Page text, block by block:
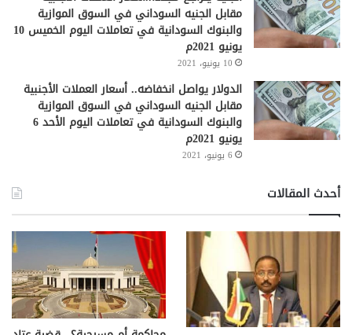
مقابل الجنيه السوداني في السوق الموازية
والبنوك السودانية في تعاملات اليوم الخميس 10
يونيو 2021م
10 يونيو، 2021
الدولار يواصل انخفاضه.. أسعار العملات الأجنبية
مقابل الجنيه السوداني في السوق الموازية
والبنوك السودانية في تعاملات اليوم الأحد 6
يونيو 2021م
6 يونيو، 2021
أحدث المقالات